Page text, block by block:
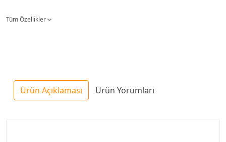
Tüm Özellikler
Ürün Açıklaması Ürün Yorumları